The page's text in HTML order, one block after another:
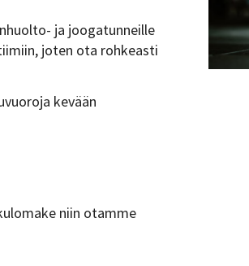
ja joogatunneille
joten ota rohkeasti
kevään
niin otamme